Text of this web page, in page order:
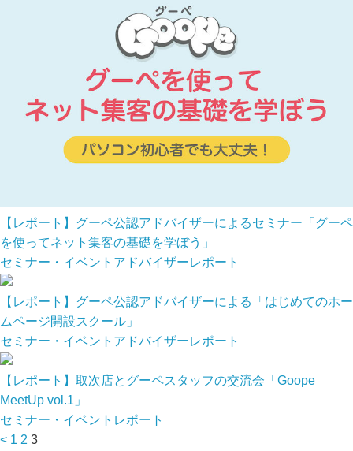
【レポート】グーペ公認アドバイザーによるセミナー「グーペ
を使ってネット集客の基礎を学ぼう」
セミナー・イベント アドバイザー レポート
【レポート】グーペ公認アドバイザーによる「はじめてのホー
ムページ開設スクール」
セミナー・イベント アドバイザー レポート
【レポート】取次店とグーペスタッフの交流会「Goope
MeetUp vol.1」
セミナー・イベント レポート
投
< 1 2 3